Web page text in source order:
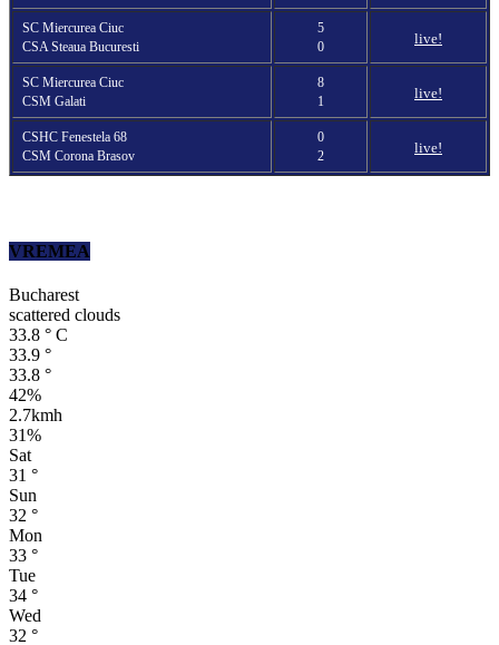
SC Miercurea Ciuc
CSA Steaua Bucuresti
5
0
live!
SC Miercurea Ciuc
CSM Galati
8
1
live!
CSHC Fenestela 68
CSM Corona Brasov
0
2
live!
VREMEA
Bucharest
scattered clouds
33.8 ° C
33.9 °
33.8 °
42%
2.7kmh
31%
Sat
31 °
Sun
32 °
Mon
33 °
Tue
34 °
Wed
32 °